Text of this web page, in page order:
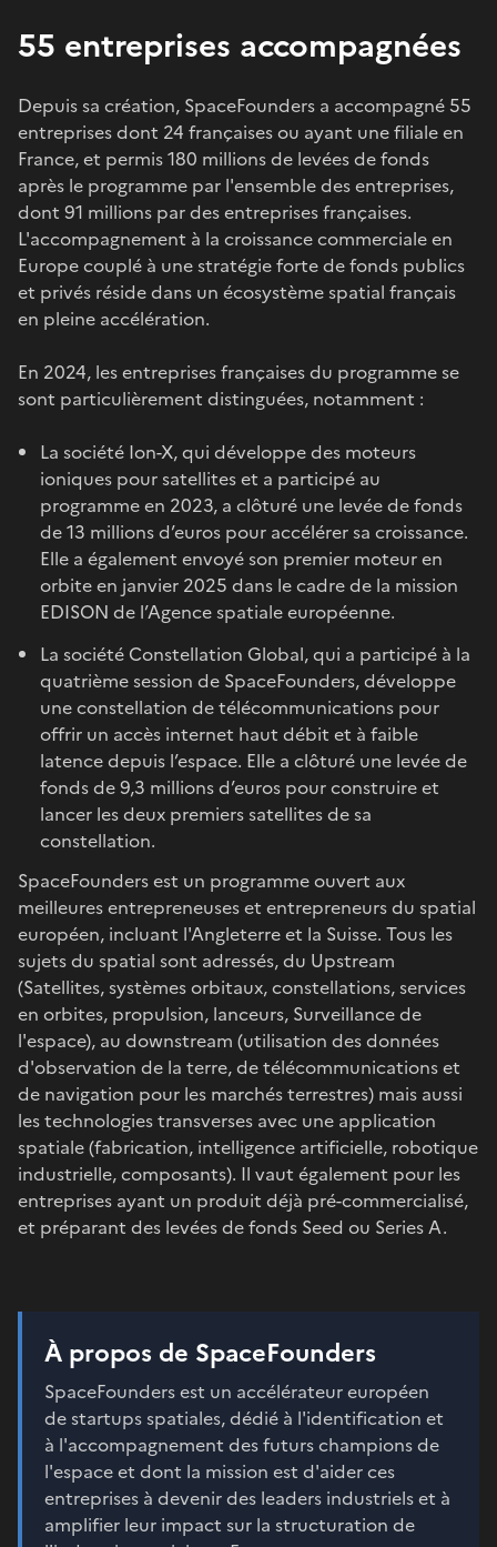
55 entreprises accompagnées
Depuis sa création, SpaceFounders a accompagné 55
entreprises dont 24 françaises ou ayant une filiale en
France, et permis 180 millions de levées de fonds
après le programme par l'ensemble des entreprises,
dont 91 millions par des entreprises françaises.
L'accompagnement à la croissance commerciale en
Europe couplé à une stratégie forte de fonds publics
et privés réside dans un écosystème spatial français
en pleine accélération.
En 2024, les entreprises françaises du programme se
sont particulièrement distinguées, notamment :
La société Ion-X, qui développe des moteurs
ioniques pour satellites et a participé au
programme en 2023, a clôturé une levée de fonds
de 13 millions d’euros pour accélérer sa croissance.
Elle a également envoyé son premier moteur en
orbite en janvier 2025 dans le cadre de la mission
EDISON de l’Agence spatiale européenne.
La société Constellation Global, qui a participé à la
quatrième session de SpaceFounders, développe
une constellation de télécommunications pour
offrir un accès internet haut débit et à faible
latence depuis l’espace. Elle a clôturé une levée de
fonds de 9,3 millions d’euros pour construire et
lancer les deux premiers satellites de sa
constellation.
SpaceFounders est un programme ouvert aux
meilleures entrepreneuses et entrepreneurs du spatial
européen, incluant l'Angleterre et la Suisse. Tous les
sujets du spatial sont adressés, du Upstream
(Satellites, systèmes orbitaux, constellations, services
en orbites, propulsion, lanceurs, Surveillance de
l'espace), au downstream (utilisation des données
d'observation de la terre, de télécommunications et
de navigation pour les marchés terrestres) mais aussi
les technologies transverses avec une application
spatiale (fabrication, intelligence artificielle, robotique
industrielle, composants). Il vaut également pour les
entreprises ayant un produit déjà pré-commercialisé,
et préparant des levées de fonds Seed ou Series A.
À propos de SpaceFounders
SpaceFounders est un accélérateur européen
de startups spatiales, dédié à l'identification et
à l'accompagnement des futurs champions de
l'espace et dont la mission est d'aider ces
entreprises à devenir des leaders industriels et à
amplifier leur impact sur la structuration de